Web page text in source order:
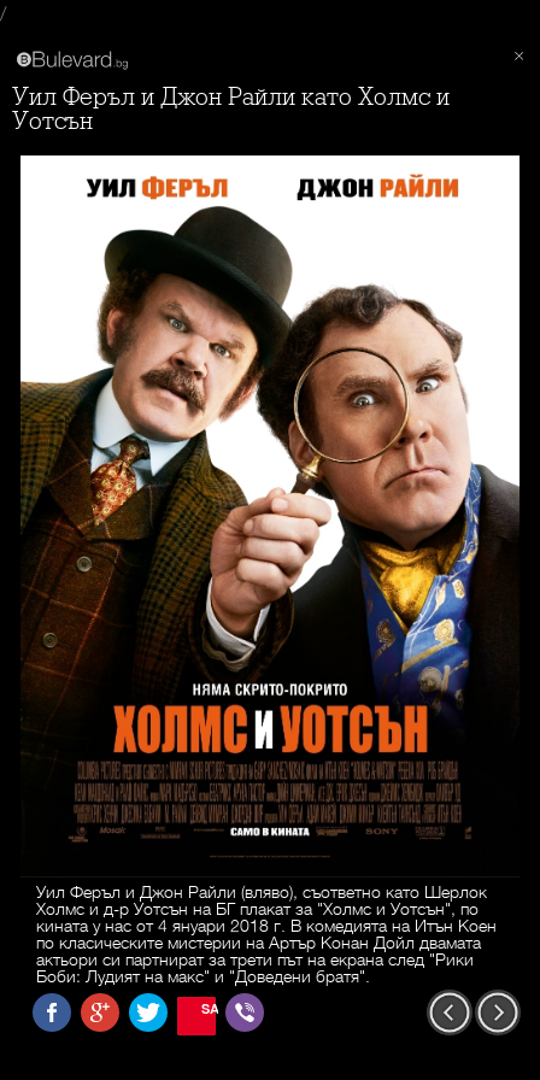
/
Уил Феръл и Джон Райли като Холмс и
Уотсън
Уил Феръл и Джон Райли (вляво), съответно като Шерлок
Холмс и д-р Уотсън на БГ плакат за "Холмс и Уотсън", по
кината у нас от 4 януари 2018 г. В комедията на Итън Коен
по класическите мистерии на Артър Конан Дойл двамата
актьори си партнират за трети път на екрана след "Рики
Боби: Лудият на макс" и "Доведени братя".
SAVE